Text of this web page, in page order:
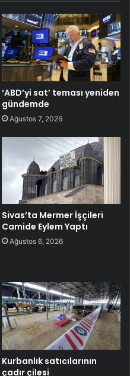
‘ABD’yi sat’ teması yeniden
gündemde
Ağustos 7, 2026
Sivas’ta Mermer İşçileri
Camide Eylem Yaptı
Ağustos 6, 2026
Kurbanlık satıcılarının
çadır çilesi